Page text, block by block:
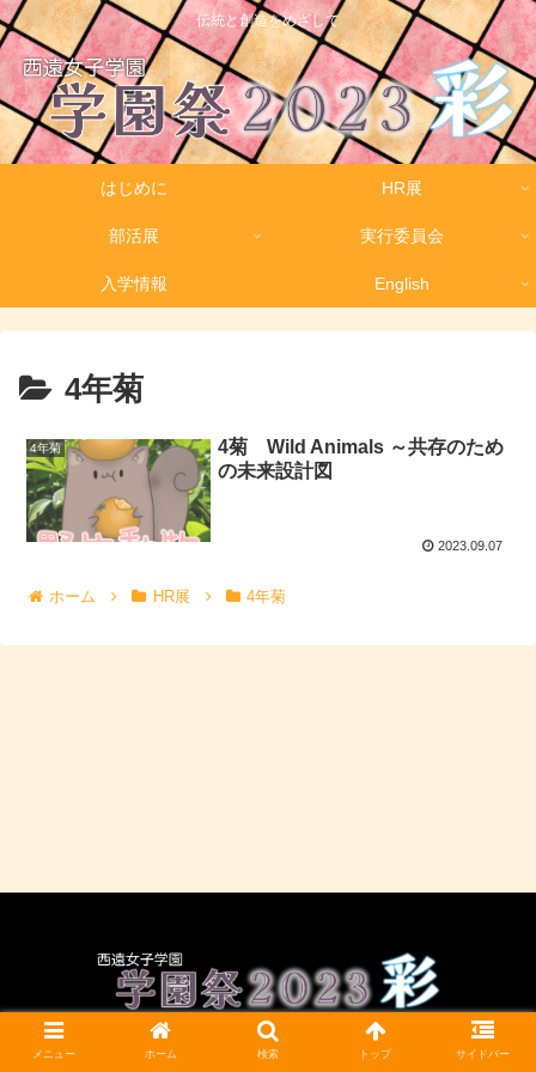
伝統と創造をめざして
はじめに HR展
部活展 実行委員会
入学情報 English
4年菊
4年菊
4菊 Wild Animals ～共存のため
の未来設計図
2023.09.07
ホーム HR展 4年菊
CC BY-NC-SA 4.0
メニュー ホーム 検索 トップ サイドバー